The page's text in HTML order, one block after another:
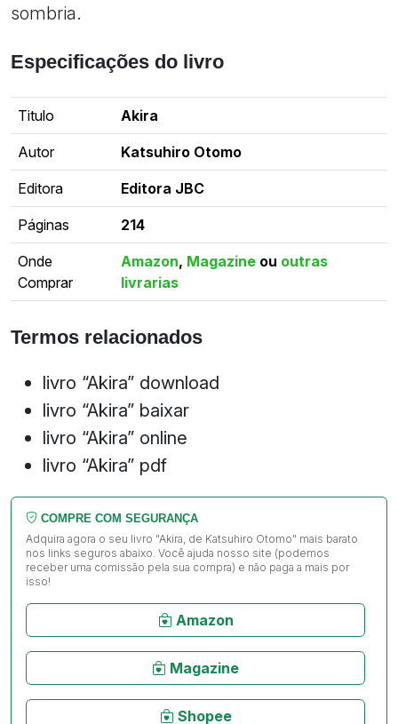
sombria.
Especificações do livro
Titulo Akira
Autor Katsuhiro Otomo
Editora Editora JBC
Páginas 214
Onde
Comprar
Amazon, Magazine ou outras
livrarias
Termos relacionados
livro “Akira” download
livro “Akira” baixar
livro “Akira” online
livro “Akira” pdf
COMPRE COM SEGURANÇA
Adquira agora o seu livro "Akira, de Katsuhiro Otomo" mais barato
nos links seguros abaixo. Você ajuda nosso site (podemos
receber uma comissão pela sua compra) e não paga a mais por
isso!
Amazon
Magazine
Shopee